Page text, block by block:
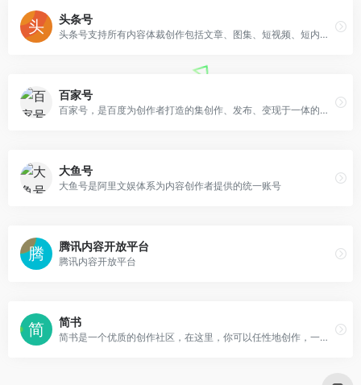
头条号
头条号支持所有内容体裁创作包括文章、图集、短视频、短内容、问答、小视频等类型
百家号
百家号，是百度为创作者打造的集创作、发布、变现于一体的内容创作平台，也是众多企业号实现营销转化的运营新阵地。
大鱼号
大鱼号是阿里文娱体系为内容创作者提供的统一账号
腾讯内容开放平台
腾讯内容开放平台
简书
简书是一个优质的创作社区，在这里，你可以任性地创作，一篇短文、一张照片、一首诗、一幅画……我们相信，每个人都是生活中的艺术家，有着无穷的创造力。